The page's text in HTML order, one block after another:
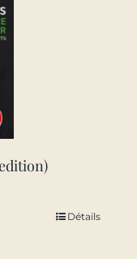
Détails